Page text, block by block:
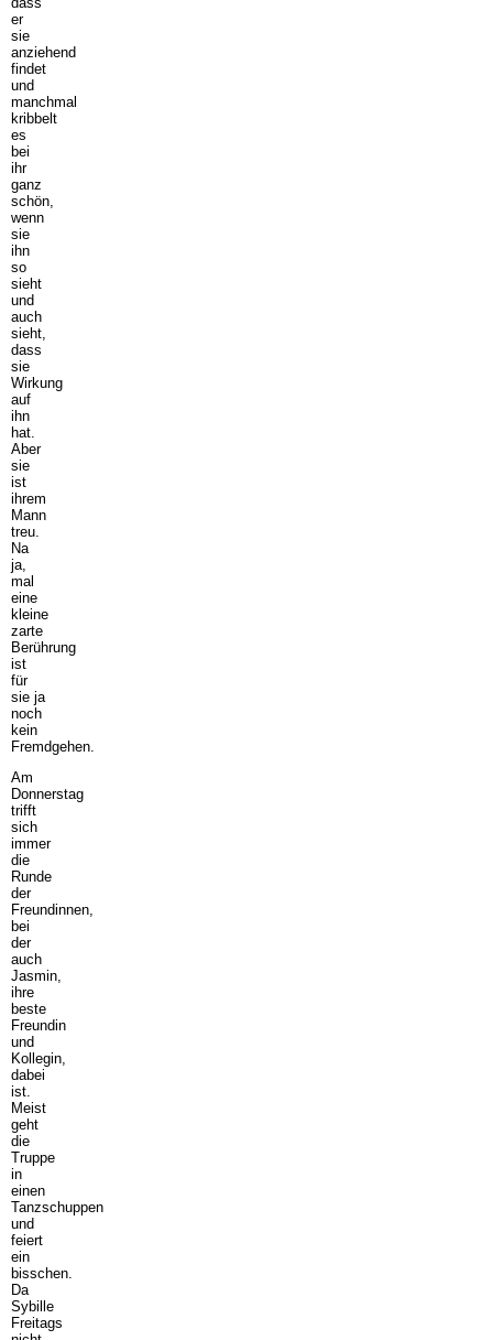
er
sie
anziehend
findet
und
manchmal
kribbelt
es
bei
ihr
ganz
schön,
wenn
sie
ihn
so
sieht
und
auch
sieht,
dass
sie
Wirkung
auf
ihn
hat.
Aber
sie
ist
ihrem
Mann
treu.
Na
ja,
mal
eine
kleine
zarte
Berührung
ist
für
sie ja
noch
kein
Fremdgehen.
Am
Donnerstag
trifft
sich
immer
die
Runde
der
Freundinnen,
bei
der
auch
Jasmin,
ihre
beste
Freundin
und
Kollegin,
dabei
ist.
Meist
geht
die
Truppe
in
einen
Tanzschuppen
und
feiert
ein
bisschen.
Da
Sybille
Freitags